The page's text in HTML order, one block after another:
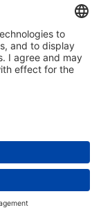
Impressum